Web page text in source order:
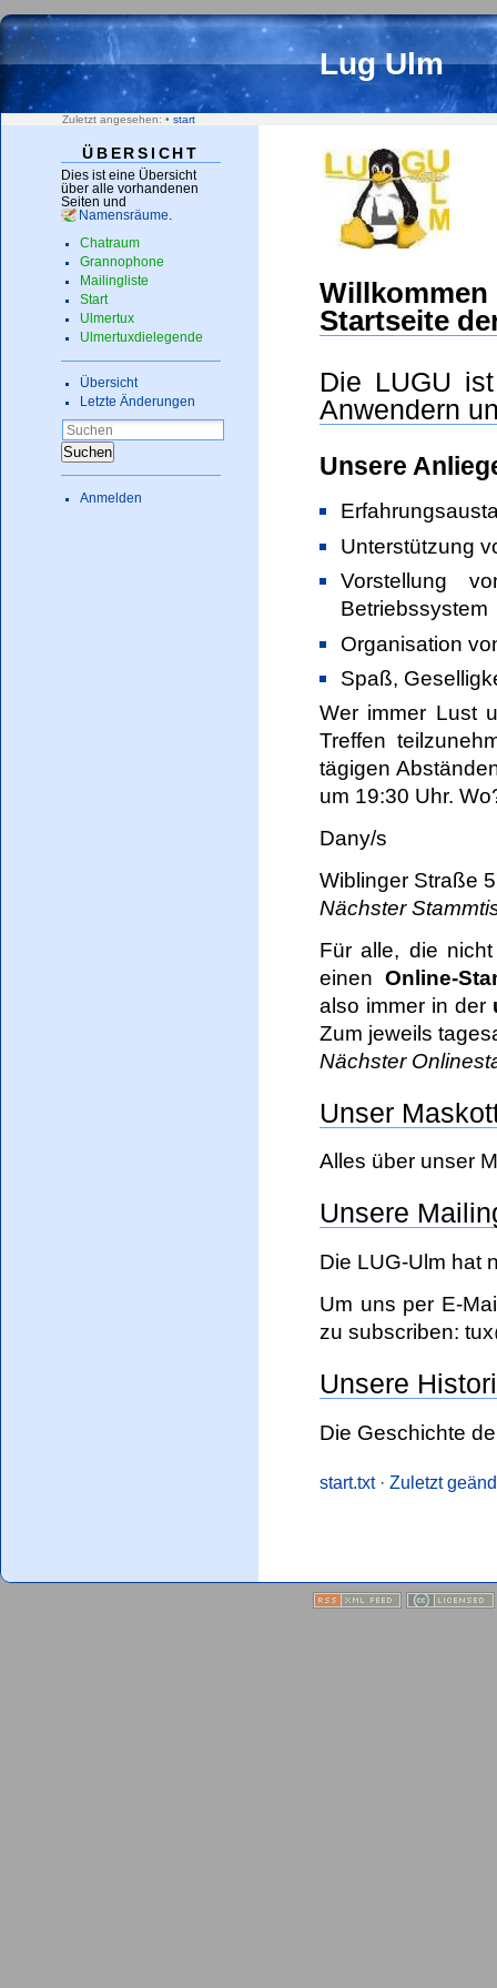
Lug Ulm
Zuletzt angesehen: • start
Startseite
Die LUGU
Anwendern
Unsere
Unterstützung
Vorstellung
Betriebssystem
Organisation
Spaß,
Wer immer Lust
Treffen
tägigen
um 19:30 Uhr.
Dany/s
Wiblinger Straße
Nächster
Für alle, die
einenOnline-
also immer in der
Zum jeweils
Nächster
Unser
Alles über unser
Unsere
Die LUG-Ulm hat
Um uns per E-
zu subscriben:
Unsere
Die Geschichte
start.txt· Zuletzt
ÜBERSICHT
Dies ist eine Übersicht
über alle vorhandenen
Seiten und
Namensräume
Chatraum
Grannophone
Mailingliste
Start
Ulmertux
Ulmertuxdielegende
Übersicht
Letzte Änderungen
Suchen
Anmelden